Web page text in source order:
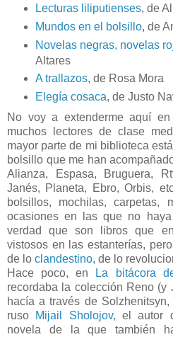
Lecturas liliputienses, de
Mundos en el bolsillo, de
Novelas negras, novelas
Altares
A trallazos, de Rosa Mora
Elegía cosaca, de Justo
No voy a extenderme aquí
muchos lectores de clase
mayor parte de mi biblioteca
bolsillo que me han
Alianza, Espasa, Bruguera,
Janés, Planeta, Ebro, Orbis,
bolsillos, mochilas, carpetas,
ocasiones en las que no
verdad que son libros que
vistosos en las estanterías,
de lo clandestino, de lo
Hace poco, en
La bitácora
recordaba la colección Reno
hacía a través de
ruso Mijail Sholojov, el autor
novela de la que también